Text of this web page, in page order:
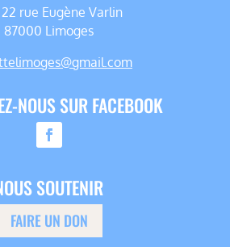
22 rue Eugène Varlin
87000 Limoges
NOUS SUR FACEBOOK
SOUTENIR
FAIRE UN DON